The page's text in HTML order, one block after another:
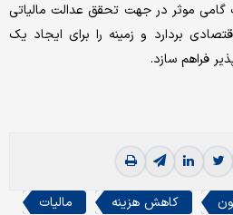
گامی موثر در جهت تحقق عدالت مالیاتی
بردارد و زمینه را برای ایجاد یک
فراهم سازد.
کاهش هزینه مالیات